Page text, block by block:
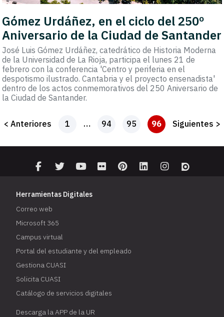
Gómez Urdáñez, en el ciclo del 250º
Aniversario de la Ciudad de Santander
José Luis Gómez Urdáñez, catedrático de Historia Moderna
de la Universidad de La Rioja, participa el lunes 21 de
febrero con la conferencia 'Centro y periferia en el
despotismo ilustrado. Cantabria y el proyecto ensenadista'
dentro de los actos conmemorativos del 250 Aniversario de
la Ciudad de Santander.
< Anteriores 1 … 94 95 96 Siguientes >
Herramientas Digitales
Correo web
Microsoft 365
Campus virtual
Portal del estudiante y del empleado
Gestiona CUASI
Solicita CUASI
Catálogo de servicios digitales
Descarga la APP de la UR